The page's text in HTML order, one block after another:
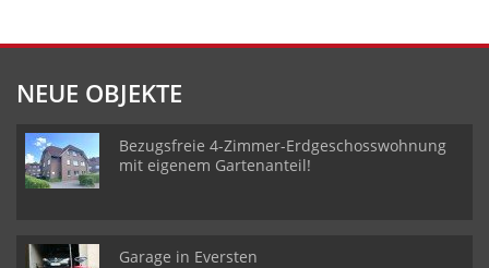
NEUE OBJEKTE
Bezugsfreie 4-Zimmer-Erdgeschosswohnung
mit eigenem Gartenanteil!
Garage in Eversten